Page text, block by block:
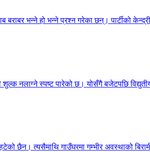
भन्ने हो भन्ने प्रश्न गरेका छन्। पार्टीको
नलाग्ने स्पष्ट पारेको छ। योसँगै बजेटपछि
छैन। त्यसैमाथि गाउँघरमा गम्भीर अवस्थाको